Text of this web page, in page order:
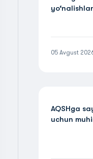
05 Avgust
AQSHga
uchun